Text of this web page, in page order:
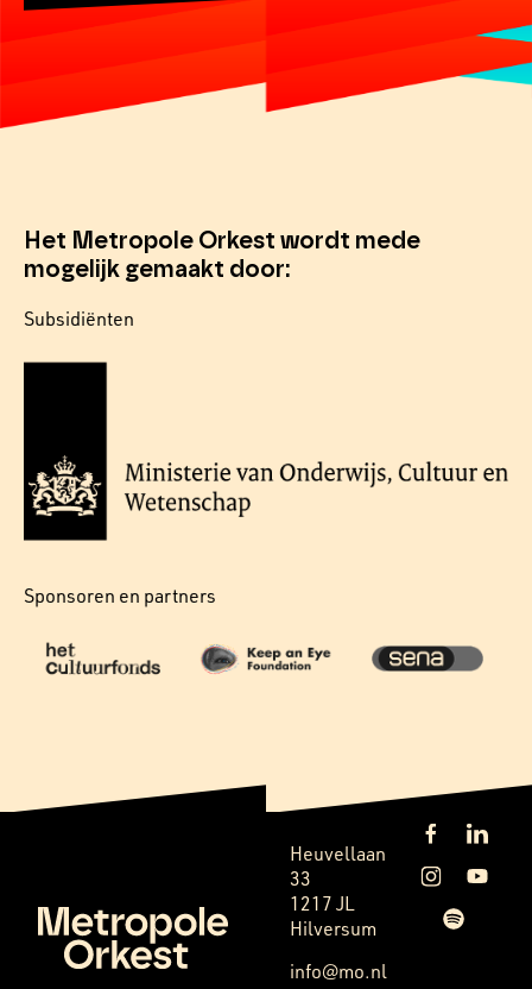
Het Metropole Orkest wordt mede
mogelijk gemaakt door:
Subsidiënten
Sponsoren en partners
Heuvellaan
33
1217 JL
Hilversum
info@mo.nl